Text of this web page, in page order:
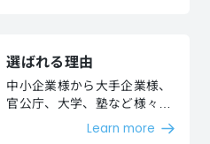
選ばれる理由
中小企業様から大手企業様、
官公庁、大学、塾など様々な
お客様より、高い評価を頂い
Learn more